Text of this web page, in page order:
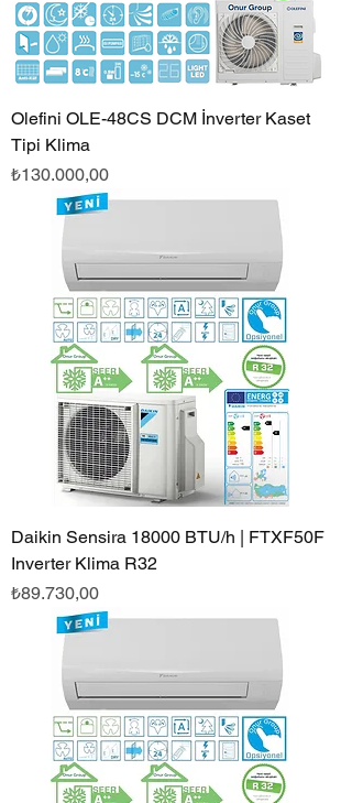
Olefini OLE-48CS DCM İnverter Kaset
Tipi Klima
Fiyat
₺130.000,00
Daikin Sensira 18000 BTU/h | FTXF50F
Inverter Klima R32
Fiyat
₺89.730,00